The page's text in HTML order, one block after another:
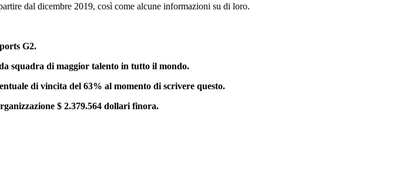
dal dicembre 2019, così come alcune informazioni su di loro.
G2.
squadra di maggior talento in tutto il mondo.
di vincita del 63% al momento di scrivere questo.
$ 2.379.564 dollari finora.